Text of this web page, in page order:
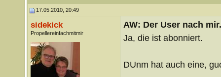
17.05.2010, 20:49
sidekick
Propellereinfachmitmir
AW: Der User nach
Ja, die ist abonniert.
DUnm hat auch eine,